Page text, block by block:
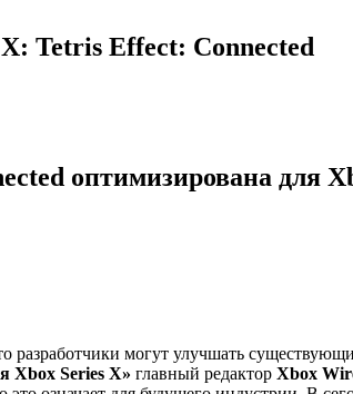
Tetris Effect: Connected
оптимизирована для
разработчики могут улучшать
Xbox Series X» главный редактор Xbox